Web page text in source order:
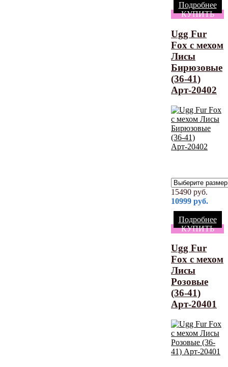
Подробнее
КУПИТЬ
Ugg Fur
Fox с мехом
Лисы
Бирюзовые
(36-41)
Арт-20402
15490 руб.
10999 руб.
Подробнее
КУПИТЬ
Ugg Fur
Fox с мехом
Лисы
Розовые
(36-41)
Арт-20401